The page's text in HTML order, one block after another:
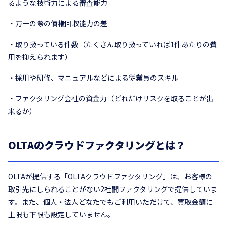
るような技術力による審査能力
・万一の際の債権回収能力の差
・取り扱っている件数（たくさん取り扱っていれば1件あたりの費
用を抑えられます）
・採用や研修、マニュアルなどによる従業員のスキル
・ファクタリング会社の資金力（どれだけリスクを取ることが出
来るか）
OLTAのクラウドファクタリングとは？
OLTAが提供する「OLTAクラウドファクタリング」は、お客様の
取引先にしられることがない2社間ファクタリングで提供していま
す。また、個人・法人どなたでもご利用いただけて、買取金額に
上限も下限も設定していません。